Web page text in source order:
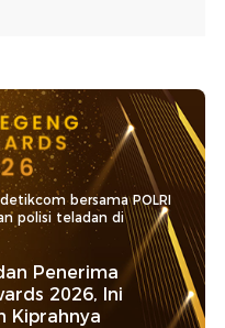
bersama POLRI
polisi teladan di
Penerima
2026, Ini
Kiprahnya